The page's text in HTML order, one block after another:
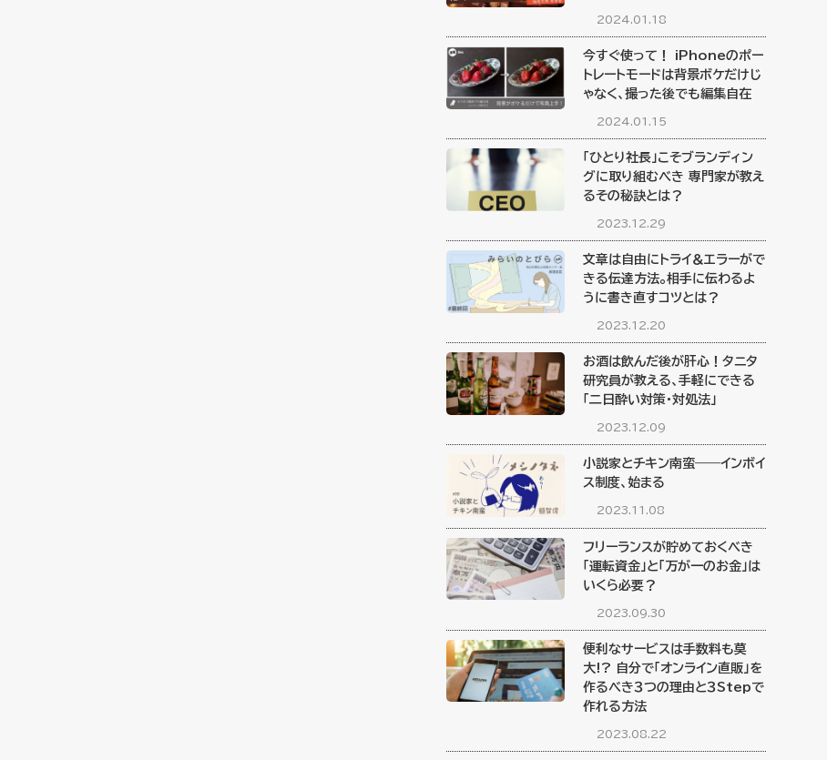
2024.01.18
今すぐ使って！ iPhoneのポー
トレートモードは背景ボケだけじ
ゃなく、撮った後でも編集自在
2024.01.15
「ひとり社長」こそブランディン
グに取り組むべき 専門家が教え
るその秘訣とは？
2023.12.29
文章は自由にトライ＆エラーがで
きる伝達方法。相手に伝わるよ
うに書き直すコツとは？
2023.12.20
お酒は飲んだ後が肝心！タニタ
研究員が教える、手軽にできる
「二日酔い対策・対処法」
2023.12.09
小説家とチキン南蛮――インボイ
ス制度、始まる
2023.11.08
フリーランスが貯めておくべき
「運転資金」と「万が一のお金」は
いくら必要？
2023.09.30
便利なサービスは手数料も莫
大!? 自分で「オンライン直販」を
作るべき３つの理由と３Stepで
作れる方法
2023.08.22